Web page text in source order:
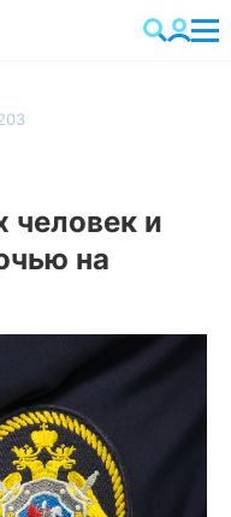
человек и
на